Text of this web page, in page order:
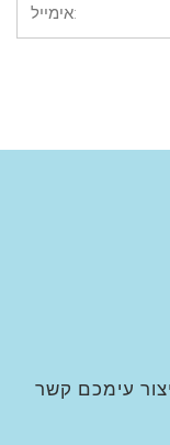
עימכם קשר